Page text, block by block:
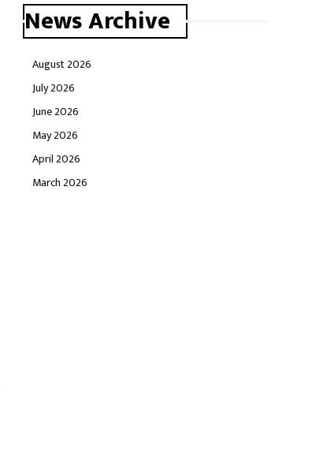
News Archive
August 2026
July 2026
June 2026
May 2026
April 2026
March 2026